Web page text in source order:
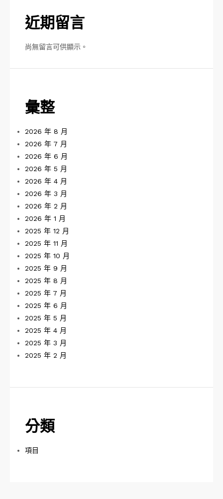
近期留言
尚無留言可供顯示。
彙整
2026 年 8 月
2026 年 7 月
2026 年 6 月
2026 年 5 月
2026 年 4 月
2026 年 3 月
2026 年 2 月
2026 年 1 月
2025 年 12 月
2025 年 11 月
2025 年 10 月
2025 年 9 月
2025 年 8 月
2025 年 7 月
2025 年 6 月
2025 年 5 月
2025 年 4 月
2025 年 3 月
2025 年 2 月
分類
項目